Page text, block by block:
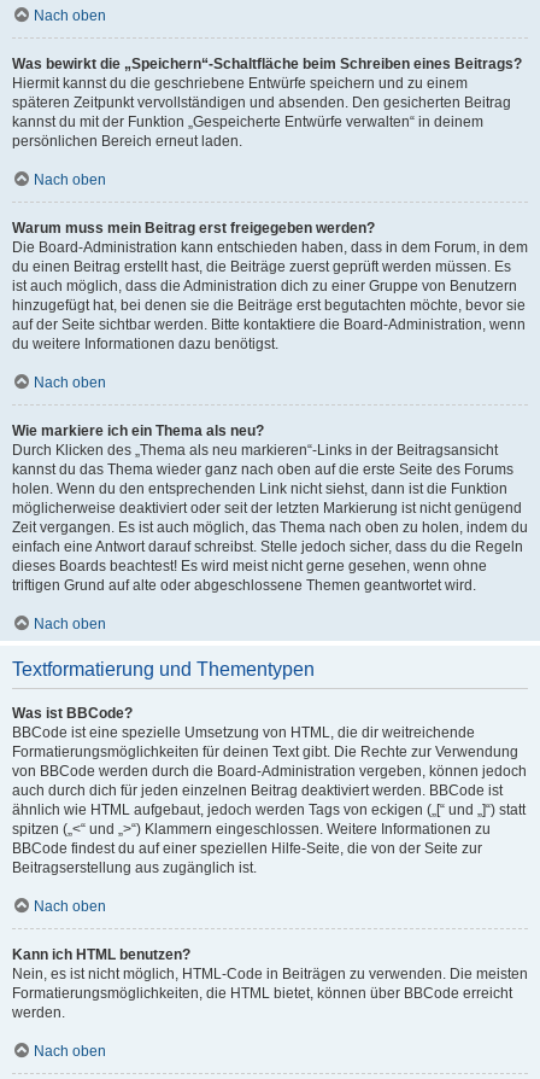
Nach oben
Was bewirkt die „Speichern“-Schaltfläche beim Schreiben eines Beitrags?
Hiermit kannst du die geschriebene Entwürfe speichern und zu einem
späteren Zeitpunkt vervollständigen und absenden. Den gesicherten Beitrag
kannst du mit der Funktion „Gespeicherte Entwürfe verwalten“ in deinem
persönlichen Bereich erneut laden.
Nach oben
Warum muss mein Beitrag erst freigegeben werden?
Die Board-Administration kann entschieden haben, dass in dem Forum, in dem
du einen Beitrag erstellt hast, die Beiträge zuerst geprüft werden müssen. Es
ist auch möglich, dass die Administration dich zu einer Gruppe von Benutzern
hinzugefügt hat, bei denen sie die Beiträge erst begutachten möchte, bevor sie
auf der Seite sichtbar werden. Bitte kontaktiere die Board-Administration, wenn
du weitere Informationen dazu benötigst.
Nach oben
Wie markiere ich ein Thema als neu?
Durch Klicken des „Thema als neu markieren“-Links in der Beitragsansicht
kannst du das Thema wieder ganz nach oben auf die erste Seite des Forums
holen. Wenn du den entsprechenden Link nicht siehst, dann ist die Funktion
möglicherweise deaktiviert oder seit der letzten Markierung ist nicht genügend
Zeit vergangen. Es ist auch möglich, das Thema nach oben zu holen, indem du
einfach eine Antwort darauf schreibst. Stelle jedoch sicher, dass du die Regeln
dieses Boards beachtest! Es wird meist nicht gerne gesehen, wenn ohne
triftigen Grund auf alte oder abgeschlossene Themen geantwortet wird.
Nach oben
Textformatierung und Thementypen
Was ist BBCode?
BBCode ist eine spezielle Umsetzung von HTML, die dir weitreichende
Formatierungsmöglichkeiten für deinen Text gibt. Die Rechte zur Verwendung
von BBCode werden durch die Board-Administration vergeben, können jedoch
auch durch dich für jeden einzelnen Beitrag deaktiviert werden. BBCode ist
ähnlich wie HTML aufgebaut, jedoch werden Tags von eckigen („[“ und „]“) statt
spitzen („<“ und „>“) Klammern eingeschlossen. Weitere Informationen zu
BBCode findest du auf einer speziellen Hilfe-Seite, die von der Seite zur
Beitragserstellung aus zugänglich ist.
Nach oben
Kann ich HTML benutzen?
Nein, es ist nicht möglich, HTML-Code in Beiträgen zu verwenden. Die meisten
Formatierungsmöglichkeiten, die HTML bietet, können über BBCode erreicht
werden.
Nach oben